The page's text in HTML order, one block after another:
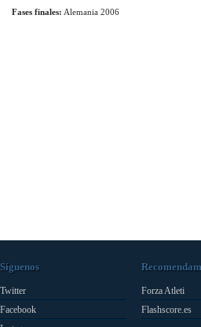
Fases finales: Alemania 2006
Síguenos
Twitter
Facebook
Forza Atleti
Flashscore.es